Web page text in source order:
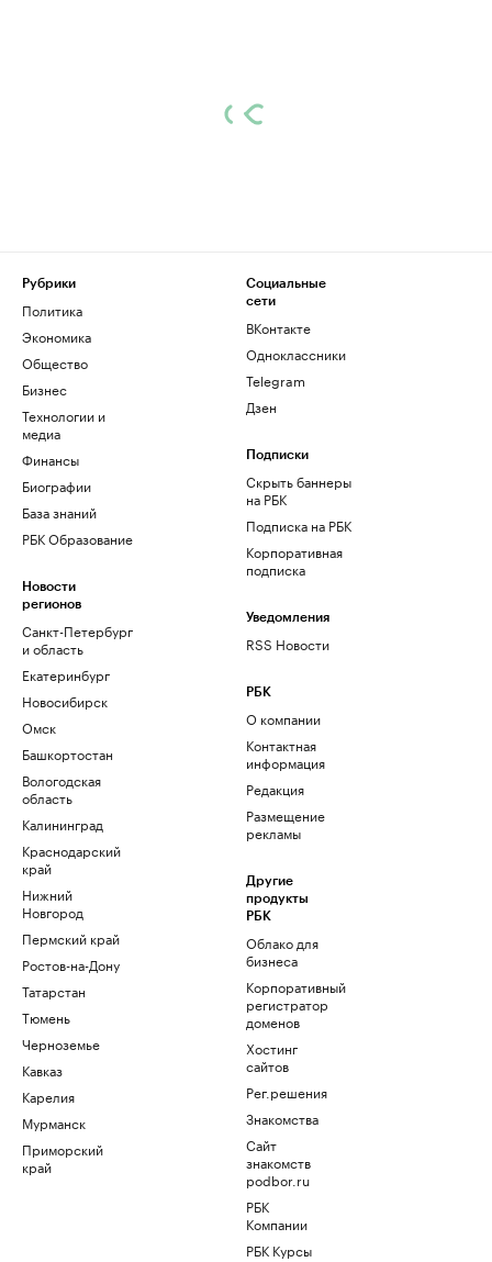
Рубрики
Политика
Экономика
Общество
Бизнес
Технологии и
медиа
Финансы
Биографии
База знаний
РБК Образование
Новости
регионов
Санкт-Петербург
и область
Екатеринбург
Новосибирск
Омск
Башкортостан
Вологодская
область
Калининград
Краснодарский
край
Нижний
Новгород
Пермский край
Ростов-на-Дону
Татарстан
Тюмень
Черноземье
Кавказ
Карелия
Мурманск
Приморский
край
Социальные
сети
ВКонтакте
Одноклассники
Telegram
Дзен
Подписки
Скрыть баннеры
на РБК
Подписка на РБК
Корпоративная
подписка
Уведомления
RSS Новости
РБК
О компании
Контактная
информация
Редакция
Размещение
рекламы
Другие
продукты
РБК
Облако для
бизнеса
Корпоративный
регистратор
доменов
Хостинг
сайтов
Рег.решения
Знакомства
Сайт
знакомств
podbor.ru
РБК
Компании
РБК Курсы